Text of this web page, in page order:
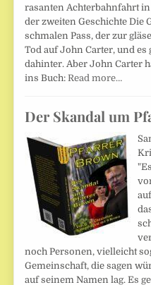
rasanten Achterbahnfahrt
der zweiten Geschichte Die
schmalen Pass, der zur
Tod auf John Carter, und es
dahinter. Aber John Carter
ins Buch:Read more…
Der Skandal um
noch Personen, vielleicht
Gemeinschaft, die sagen
auf seinem Namen lag. Es